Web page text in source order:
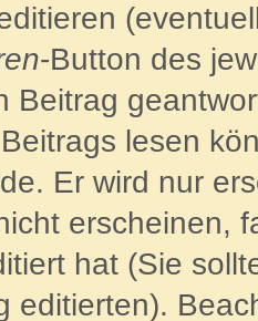
-Button des
Beitrag
lesen
Er wird nur
erscheinen,
hat (Sie
editierten).